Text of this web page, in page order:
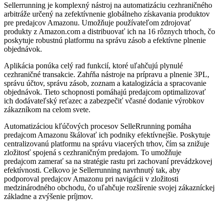
Sellerrunning je komplexný nástroj na automatizáciu cezhraničného
arbitráže určený na zefektívnenie globálneho získavania produktov
pre predajcov Amazonu. Umožňuje používateľom zdrojovať
produkty z Amazon.com a distribuovať ich na 16 rôznych trhoch, čo
poskytuje robustnú platformu na správu zásob a efektívne plnenie
objednávok.
Aplikácia ponúka celý rad funkcií, ktoré uľahčujú plynulé
cezhraničné transakcie. Zahŕňa nástroje na prípravu a plnenie 3PL,
správu účtov, správu zásob, zoznam a katalogizácia a spracovanie
objednávok. Tieto schopnosti pomáhajú predajcom optimalizovať
ich dodávateľský reťazec a zabezpečiť včasné dodanie výrobkov
zákazníkom na celom svete.
Automatizáciou kľúčových procesov SelleRrunning pomáha
predajcom Amazonu škálovať ich podniky efektívnejšie. Poskytuje
centralizovanú platformu na správu viacerých trhov, čím sa znižuje
zložitosť spojená s cezhraničným predajom. To umožňuje
predajcom zamerať sa na stratégie rastu pri zachovaní prevádzkovej
efektívnosti. Celkovo je Sellerrunning navrhnutý tak, aby
podporoval predajcov Amazonu pri navigácii v zložitosti
medzinárodného obchodu, čo uľahčuje rozšírenie svojej zákazníckej
základne a zvýšenie príjmov.